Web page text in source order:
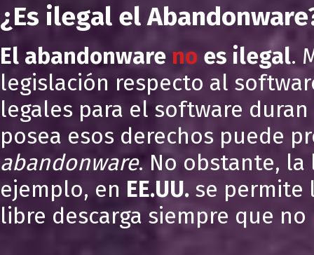
¿Es ilegal el
El abandonware no es ilegal.
legislación respecto al
legales para el software
posea esos derechos puede
abandonware. No obstante, la
ejemplo, en EE.UU. se permite
libre descarga siempre que